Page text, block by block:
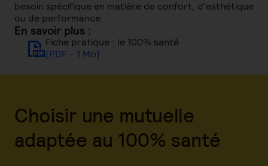
besoin spécifique en matière de confort, d'esthétique
ou de performance.
En savoir plus :
Fiche pratique : le 100% santé
(PDF - 1 Mo)
Choisir une mutuelle
adaptée au 100% santé